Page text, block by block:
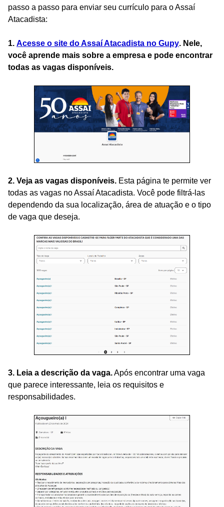
passo a passo para enviar seu currículo para o Assaí
Atacadista:
1. Acesse o site do Assaí Atacadista no Gupy. Nele,
você aprende mais sobre a empresa e pode encontrar
todas as vagas disponíveis.
2. Veja as vagas disponíveis. Esta página te permite ver
todas as vagas no Assaí Atacadista. Você pode filtrá-las
dependendo da sua localização, área de atuação e o tipo
de vaga que deseja.
3. Leia a descrição da vaga.Após encontrar uma vaga
que parece interessante, leia os requisitos e
responsabilidades.